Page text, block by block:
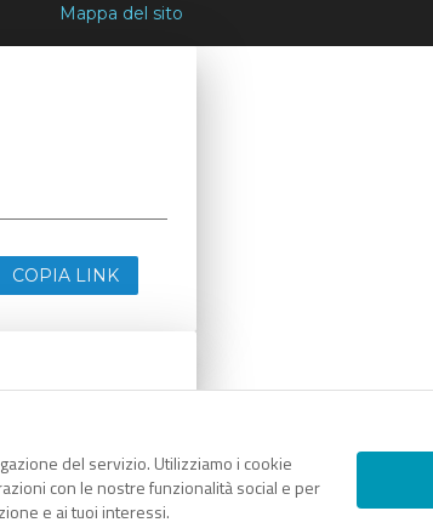
del servizio. Utilizziamo i cookie
con le nostre funzionalità social e per
e ai tuoi interessi.
Mappa del sito
COPIA LINK